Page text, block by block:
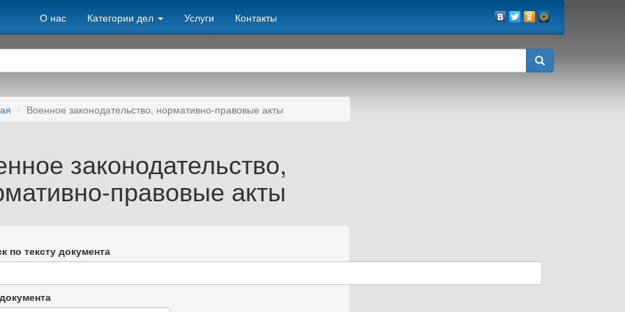
О нас Категории дел Услуги Контакты
Военное законодательство, нормативно-правовые акты
законодательство,
правовые акты
по тексту документа